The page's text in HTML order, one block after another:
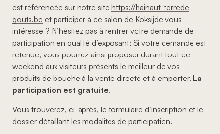
est référencée sur notre site https://hainaut-terrede
gouts.be et participer à ce salon de Koksijde vous
intéresse ? N’hésitez pas à rentrer votre demande de
participation en qualité d’exposant; Si votre demande est
retenue, vous pourrez ainsi proposer durant tout ce
weekend aux visiteurs présents le meilleur de vos
produits de bouche à la vente directe et à emporter. La
participation est gratuite.
Vous trouverez, ci-après, le formulaire d’inscription et le
dossier détaillant les modalités de participation.